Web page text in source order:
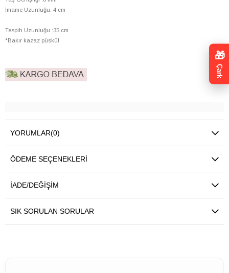
İmame Uzunluğu: 4 cm
Tespih Uzunluğu :35 cm
*Bakır kazaz püskül
YORUMLAR(0)
ÖDEME SEÇENEKLERI
İADE/DEĞIŞIM
SIK SORULAN SORULAR
🎁
Çark